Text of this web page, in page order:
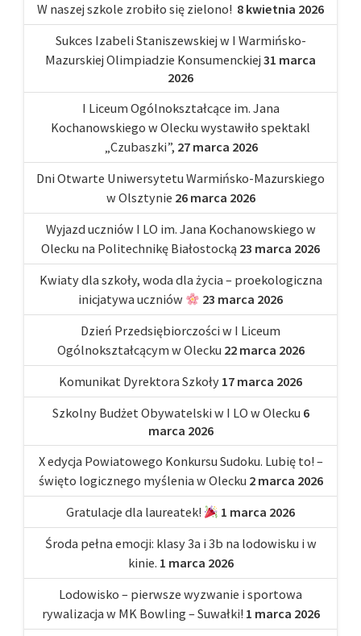
W naszej szkole zrobiło się zielono! 8 kwietnia 2026
Sukces Izabeli Staniszewskiej w I Warmińsko-
Mazurskiej Olimpiadzie Konsumenckiej 31 marca
2026
I Liceum Ogólnokształcące im. Jana
Kochanowskiego w Olecku wystawiło spektakl
„Czubaszki”, 27 marca 2026
Dni Otwarte Uniwersytetu Warmińsko-Mazurskiego
w Olsztynie 26 marca 2026
Wyjazd uczniów I LO im. Jana Kochanowskiego w
Olecku na Politechnikę Białostocką 23 marca 2026
Kwiaty dla szkoły, woda dla życia – proekologiczna
inicjatywa uczniów
23 marca 2026
Dzień Przedsiębiorczości w I Liceum
Ogólnokształcącym w Olecku 22 marca 2026
Komunikat Dyrektora Szkoły 17 marca 2026
Szkolny Budżet Obywatelski w I LO w Olecku 6
marca 2026
X edycja Powiatowego Konkursu Sudoku. Lubię to! –
święto logicznego myślenia w Olecku 2 marca 2026
Gratulacje dla laureatek!
1 marca 2026
Środa pełna emocji: klasy 3a i 3b na lodowisku i w
kinie. 1 marca 2026
Lodowisko – pierwsze wyzwanie i sportowa
rywalizacja w MK Bowling – Suwałki! 1 marca 2026